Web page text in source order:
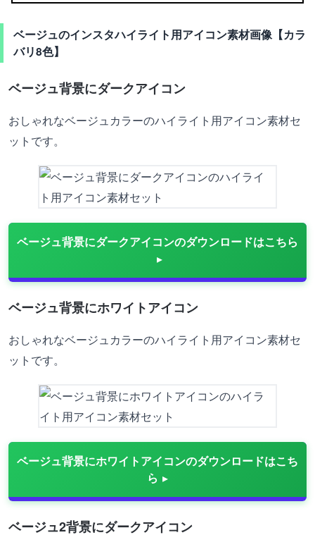
ベージュのインスタハイライト用アイコン素材画像【カラ
バリ8色】
ベージュ背景にダークアイコン
おしゃれなベージュカラーのハイライト用アイコン素材セ
ットです。
ベージュ背景にダークアイコンのダウンロードはこちら
ベージュ背景にホワイトアイコン
おしゃれなベージュカラーのハイライト用アイコン素材セ
ットです。
ベージュ背景にホワイトアイコンのダウンロードはこち
ら
ベージュ2背景にダークアイコン